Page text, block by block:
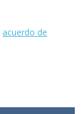
acuerdo de